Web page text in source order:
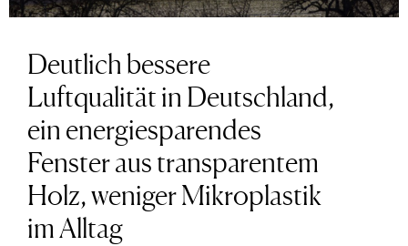
Deutlich bessere
Luftqualität in Deutschland,
ein energiesparendes
Fenster aus transparentem
Holz, weniger Mikroplastik
im Alltag